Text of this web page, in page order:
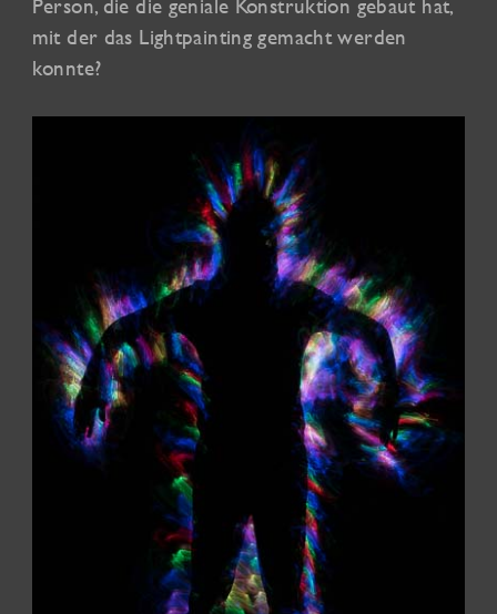
Person, die die geniale Konstruktion gebaut hat,
mit der das Lightpainting gemacht werden
konnte?